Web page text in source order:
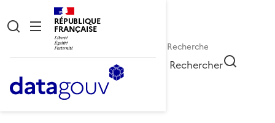
RÉPUBLIQUE
FRANÇAISE
Rechercher